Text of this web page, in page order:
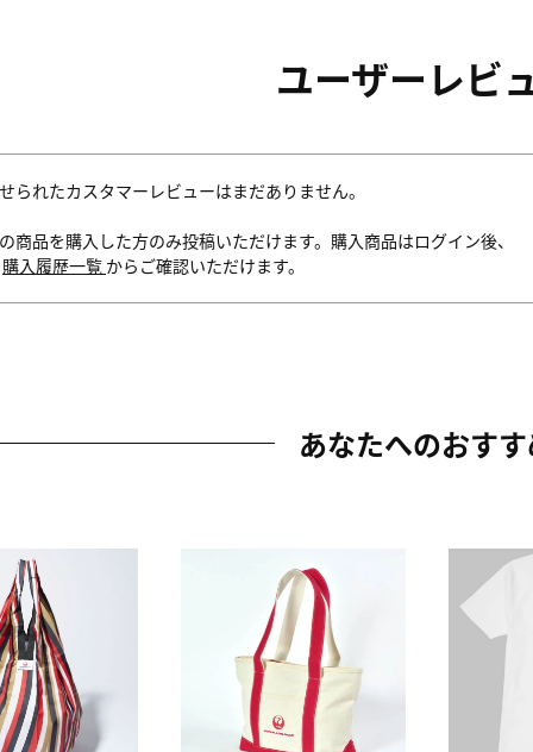
ユーザーレビ
られたカスタマーレビューはまだありません。
商品を購入した方のみ投稿いただけます。購入商品はログイン後、
購入履歴一覧 からご確認いただけます。
あなたへのおす